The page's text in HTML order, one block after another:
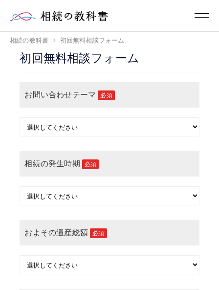
相続の教科書 初回無料相談フォーム
初回無料相談フォーム
お問い合わせテーマ 必須
相続の発生時期 必須
およその遺産総額 必須